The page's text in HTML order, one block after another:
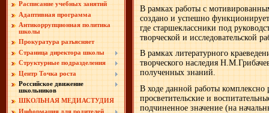
Расписание учебных занятий
Адаптивная программа
Антикоррупционная политика
школы
Прокуратура разъясняет
Страница директора школы
Структурные подразделения
Центр Точка роста
Российское движение
школьников
ШКОЛЬНАЯ МЕДИАСТУДИЯ
Информация для родителей
В рамках работы с
создано и успешно
где старшеклассники под
творческой и исследовательской
В рамках литературного
творческого наследия
полученных знаний.
В ходе данной работы комплексно
просветительские и
подчиненное значение (на